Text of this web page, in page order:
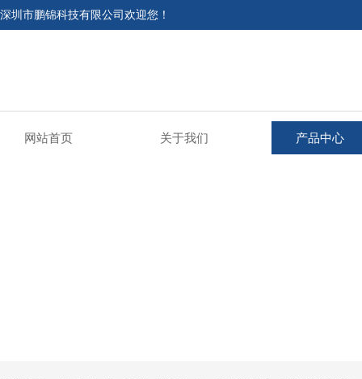
深圳市鹏锦科技有限公司欢迎您！
网站首页 关于我们 产品中心